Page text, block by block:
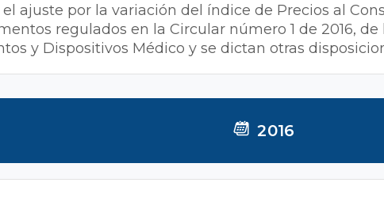
ajuste por la variación del índice de Precios al
regulados en la Circular número 1 de 2016,
y Dispositivos Médico y se dictan otras
2016